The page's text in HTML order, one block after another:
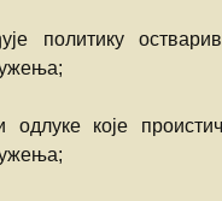
политику
које